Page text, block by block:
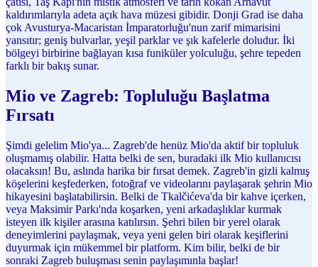
kaldırımlarıyla adeta açık hava müzesi gibidir. Donji Grad ise daha
çok Avusturya-Macaristan İmparatorluğu'nun zarif mimarisini
yansıtır; geniş bulvarlar, yeşil parklar ve şık kafelerle doludur. İki
bölgeyi birbirine bağlayan kısa funiküler yolculuğu, şehre tepeden
farklı bir bakış sunar.
Mio ve Zagreb: Topluluğu Başlatma
Fırsatı
Şimdi gelelim Mio'ya... Zagreb'de henüz Mio'da aktif bir topluluk
oluşmamış olabilir. Hatta belki de sen, buradaki ilk Mio kullanıcısı
olacaksın! Bu, aslında harika bir fırsat demek. Zagreb'in gizli kalmış
köşelerini keşfederken, fotoğraf ve videolarını paylaşarak şehrin Mio
hikayesini başlatabilirsin. Belki de Tkalčićeva'da bir kahve içerken,
veya Maksimir Parkı'nda koşarken, yeni arkadaşlıklar kurmak
isteyen ilk kişiler arasına katılırsın. Şehri bilen bir yerel olarak
deneyimlerini paylaşmak, veya yeni gelen biri olarak keşiflerini
duyurmak için mükemmel bir platform. Kim bilir, belki de bir
sonraki Zagreb buluşması senin paylaşımınla başlar!